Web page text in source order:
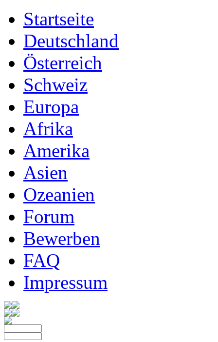
Startseite
Deutschland
Österreich
Schweiz
Europa
Afrika
Amerika
Asien
Ozeanien
Forum
Bewerben
FAQ
Impressum